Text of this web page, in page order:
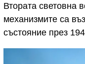
Втората световна
механизмите са
състояние през